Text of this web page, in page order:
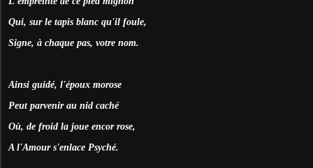
Qui, sur le tapis blanc qu'il foule,
Signe, à chaque pas, votre nom.
Ainsi guidé, l'époux morose
Peut parvenir au nid caché
Où, de froid la joue encor rose,
A l'Amour s'enlace Psyché.